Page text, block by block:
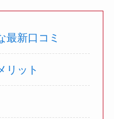
最新口コミ
リット